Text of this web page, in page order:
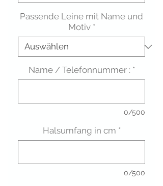
Passende Leine mit Name und
Motiv *
Name / Telefonnummer : *
0/500
Halsumfang in cm *
0/500